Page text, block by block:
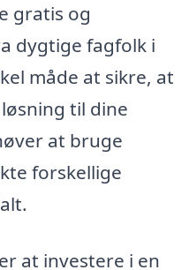
gratis og
dygtige fagfolk i
måde at sikre, at
til dine
at bruge
forskellige
at investere i en